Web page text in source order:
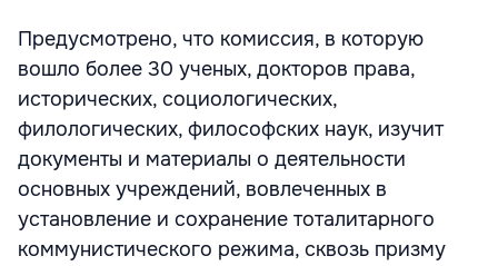
Предусмотрено, что комиссия, в которую
вошло более 30 ученых, докторов права,
исторических, социологических,
филологических, философских наук, изучит
документы и материалы о деятельности
основных учреждений, вовлеченных в
установление и сохранение тоталитарного
коммунистического режима, сквозь призму